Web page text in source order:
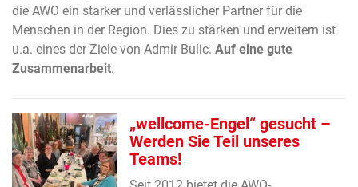
die AWO ein starker und verlässlicher Partner für die
Menschen in der Region. Dies zu stärken und erweitern ist
u.a. eines der Ziele von Admir Bulic. Auf eine gute
Zusammenarbeit.
„wellcome-Engel“ gesucht –
Werden Sie Teil unseres
Teams!